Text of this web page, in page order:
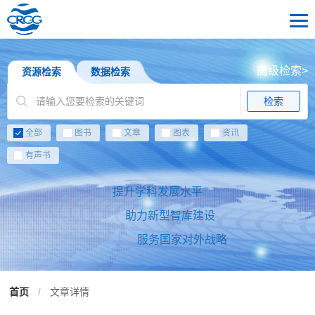
资源检索 数据检索
检索
高级检索>
全部 图书 文章 图表 资讯
有声书
提升学科发展水平
助力新型智库建设
服务国家对外战略
首页 / 文章详情